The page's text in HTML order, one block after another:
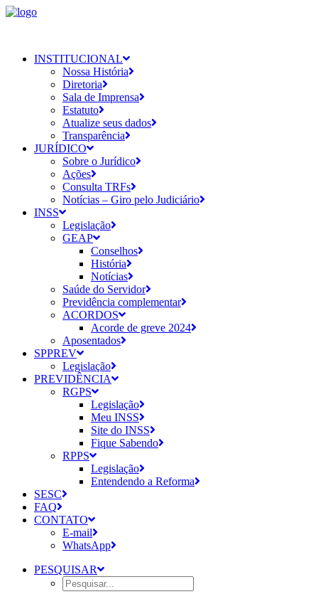
INSTITUCIONAL
Nossa História
Diretoria
Sala de Imprensa
Estatuto
Atualize seus dados
Transparência
JURÍDICO
Sobre o Jurídico
Ações
Consulta TRFs
Notícias – Giro pelo Judiciário
INSS
Legislação
GEAP
Conselhos
História
Notícias
Saúde do Servidor
Previdência complementar
ACORDOS
Acorde de greve 2024
Aposentados
SPPREV
Legislação
PREVIDÊNCIA
RGPS
Legislação
Meu INSS
Site do INSS
Fique Sabendo
RPPS
Legislação
Entendendo a Reforma
SESC
FAQ
CONTATO
E-mail
WhatsApp
PESQUISAR